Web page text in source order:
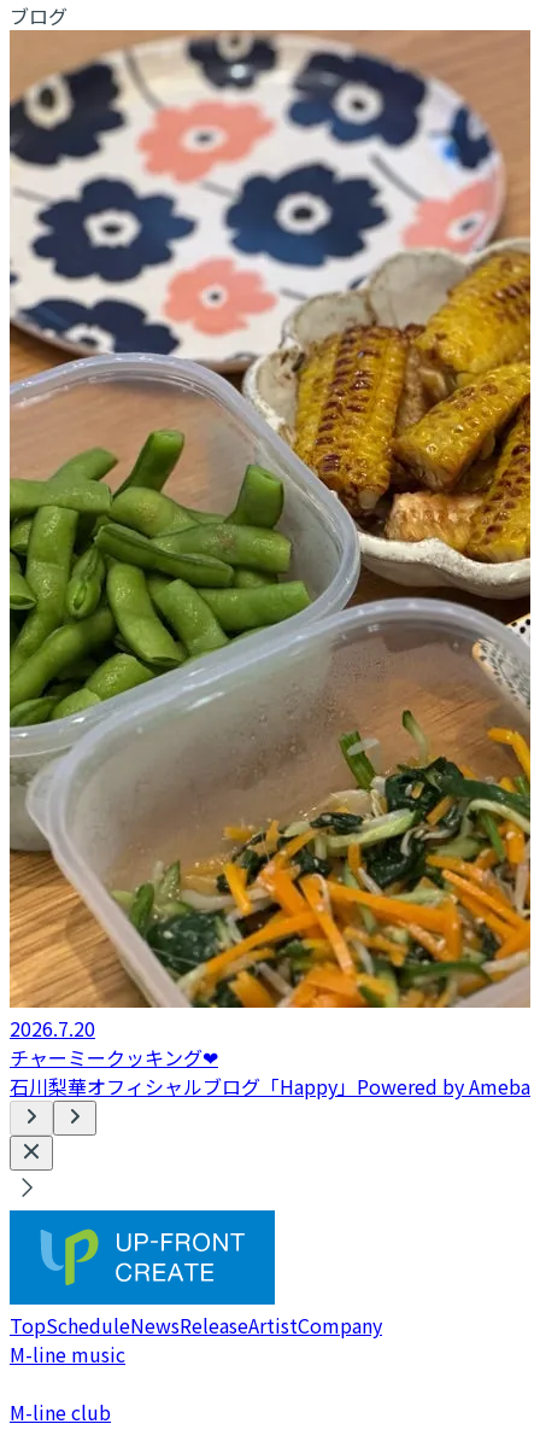
ブログ
2026.7.20
チャーミークッキング❤︎
石川梨華オフィシャルブログ「Happy」Powered by Ameba
TopScheduleNewsReleaseArtistCompany
M-line music
M-line club